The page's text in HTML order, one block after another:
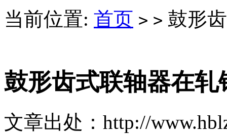
当前位置: 首页 > > 鼓形
鼓形齿式联轴器在
文章出处：http://